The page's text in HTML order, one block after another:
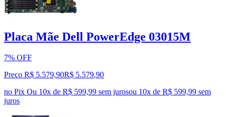
Placa Mãe Dell PowerEdge 03015M
7% OFF
Preço R$ 5.579,90R$ 5.579,90
no Pix Ou 10x de R$ 599,99 sem jurosou 10x de R$ 599,99 sem
juros